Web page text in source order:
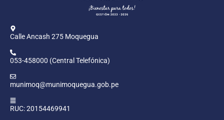
Calle Ancash 275 Moquegua
053-458000 (Central Telefónica)
munimoq@munimoquegua.gob.pe
RUC: 20154469941